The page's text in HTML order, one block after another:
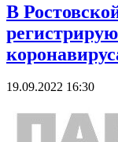
В
19.09.2022 16:30